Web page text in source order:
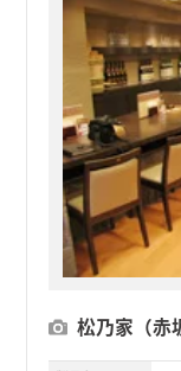
松乃家（